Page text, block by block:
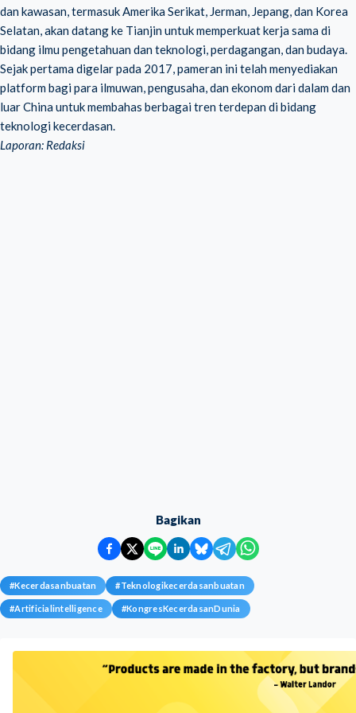
dan kawasan, termasuk Amerika Serikat, Jerman, Jepang, dan Korea
Selatan, akan datang ke Tianjin untuk memperkuat kerja sama di
bidang ilmu pengetahuan dan teknologi, perdagangan, dan budaya.
Sejak pertama digelar pada 2017, pameran ini telah menyediakan
platform bagi para ilmuwan, pengusaha, dan ekonom dari dalam dan
luar China untuk membahas berbagai tren terdepan di bidang
teknologi kecerdasan.
Laporan: Redaksi
Bagikan
#Kecerdasanbuatan #Teknologikecerdasanbuatan
#Artificialintelligence #KongresKecerdasanDunia